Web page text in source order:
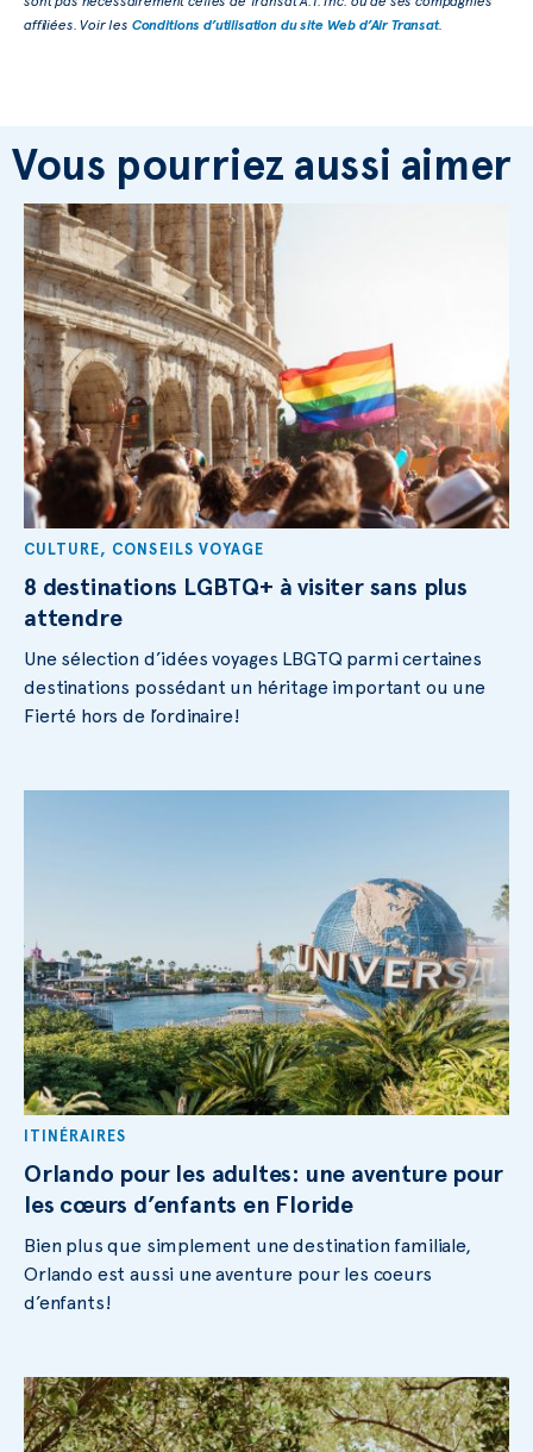
affiliées. Voir les Conditions d’utilisation du site Web d’Air Transat.
Vous pourriez aussi aimer
CULTURE, CONSEILS VOYAGE
8 destinations LGBTQ+ à visiter sans plus
attendre
Une sélection d’idées voyages LBGTQ parmi certaines
destinations possédant un héritage important ou une
Fierté hors de l’ordinaire!
ITINÉRAIRES
Orlando pour les adultes: une aventure pour
les cœurs d’enfants en Floride
Bien plus que simplement une destination familiale,
Orlando est aussi une aventure pour les coeurs
d’enfants!